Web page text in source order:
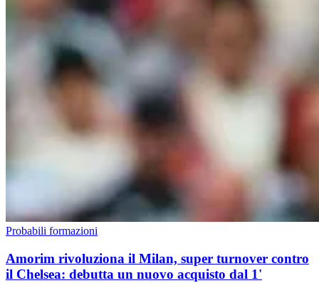
Probabili formazioni
Amorim rivoluziona il Milan, super turnover contro
il Chelsea: debutta un nuovo acquisto dal 1'